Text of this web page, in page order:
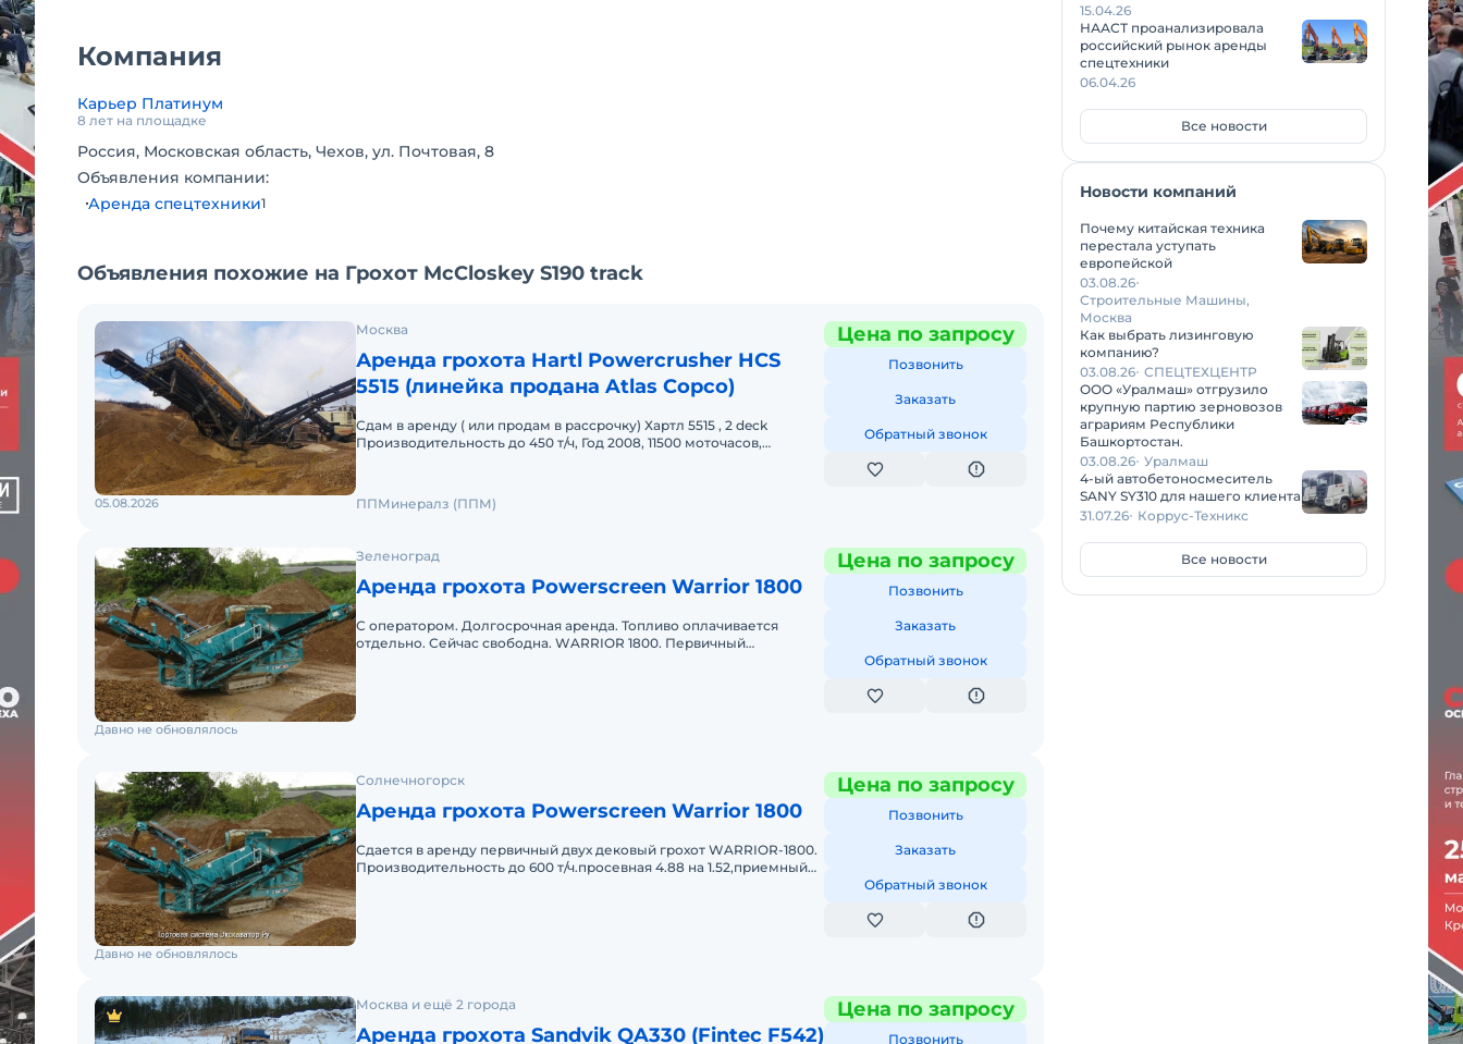
Компания
Карьер Платинум
8 лет на площадке
Россия, Московская область, Чехов, ул. Почтовая, 8
Объявления компании:
Аренда спецтехники1
Объявления похожие на Грохот McCloskey S190 track
Москва
Аренда грохота Hartl Powercrusher HCS
5515 (линейка продана Atlas Copco)
Сдам в аренду ( или продам в рассрочку) Хартл 5515 , 2 deck
Производительность до 450 т/ч, Год 2008, 11500 моточасов,
Цена по запросу
Позвонить
Заказать
Обратный звонок
05.08.2026 ППМинералз (ППМ)
Зеленоград
Аренда грохота Powerscreen Warrior 1800
С оператором. Долгосрочная аренда. Топливо оплачивается
отдельно. Сейчас свободна. WARRIOR 1800. Первичный
Цена по запросу
Позвонить
Заказать
Обратный звонок
Давно не обновлялось
Солнечногорск
Аренда грохота Powerscreen Warrior 1800
Сдается в аренду первичный двух дековый грохот WARRIOR-1800.
Производительность до 600 т/ч.просевная 4.88 на 1.52,приемный
Цена по запросу
Позвонить
Заказать
Обратный звонок
Давно не обновлялось
Москва и ещё 2 города
Аренда грохота Sandvik QA330 (Fintec F542)
Цена по запросу
Позвонить
15.04.26
НААСТ проанализировала
российский рынок аренды
спецтехники
06.04.26
Все новости
Новости компаний
Почему китайская техника
перестала уступать
европейской
03.08.26
Строительные Машины,
Москва
Как выбрать лизинговую
компанию?
03.08.26 СПЕЦТЕХЦЕНТР
ООО «Уралмаш» отгрузило
крупную партию зерновозов
аграриям Республики
Башкортостан.
03.08.26 Уралмаш
4-ый автобетоносмеситель
SANY SY310 для нашего клиента
31.07.26 Коррус-Техникс
Все новости